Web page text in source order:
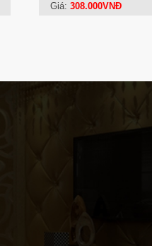
Giá: 308.000VNĐ